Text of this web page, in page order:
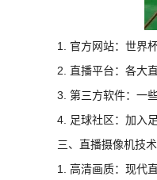
1. 官方网站：世界
2. 直播平台：各大
3. 第三方软件：一
4. 足球社区：加入
三、直播摄像机技
1. 高清画质：现代